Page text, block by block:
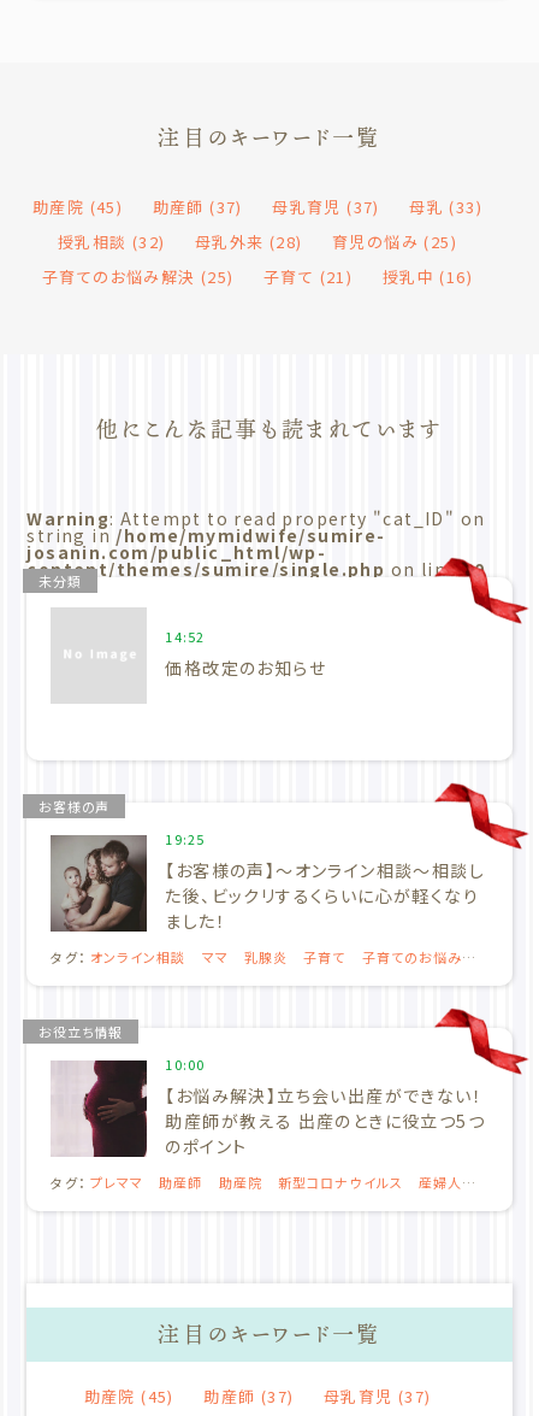
注目のキーワード一覧
助産院 (45) 助産師 (37) 母乳育児 (37) 母乳 (33)
授乳相談 (32) 母乳外来 (28) 育児の悩み (25)
子育てのお悩み解決 (25) 子育て (21) 授乳中 (16)
他にこんな記事も読まれています
Warning: Attempt to read property "cat_ID" on
string in /home/mymidwife/sumire-
josanin.com/public_html/wp-
content/themes/sumire/single.php on line60
14:52
価格改定のお知らせ
未分類
19:25
【お客様の声】～オンライン相談～相談し
た後、ビックリするくらいに心が軽くなり
ました！
お客様の声
タグ： オンライン相談 ママ 乳腺炎 子育て 子育てのお悩み解
決 授乳相談 母乳外来 母乳育児 育児の悩み
10:00
【お悩み解決】立ち会い出産ができない！
助産師が教える 出産のときに役立つ5つ
のポイント
お役立ち情報
タグ： プレママ 助産師 助産院 新型コロナウイルス 産婦人
科 立ち会い出産
注目のキーワード一覧
助産院 (45) 助産師 (37) 母乳育児 (37)